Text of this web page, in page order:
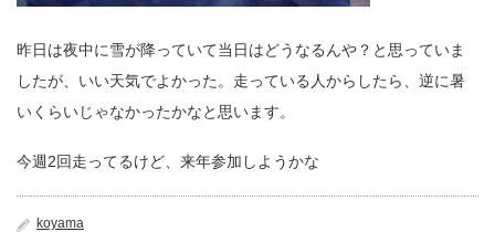
昨日は夜中に雪が降っていて当日はどうなるんや？と思っていま
したが、いい天気でよかった。走っている人からしたら、逆に暑
いくらいじゃなかったかなと思います。
今週2回走ってるけど、来年参加しようかな
koyama